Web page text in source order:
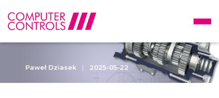
Paweł Dziasek | 2025-05-22